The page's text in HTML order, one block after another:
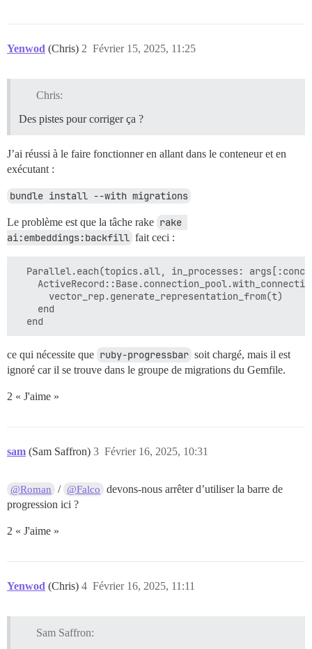
Yenwod (Chris) Février 15, 2025, 11:25
2
Chris:
Des pistes pour corriger ça ?
J’ai réussi à le faire fonctionner en allant dans le conteneur et en
exécutant :
bundle install --with migrations
Le problème est que la tâche rake rake
ai:embeddings:backfill fait ceci :
Parallel.each(topics.all, in_processes:
      vector_rep.generate_representation_from(t)
    end
ce qui nécessite que ruby-progressbar soit chargé, mais il est
ignoré car il se trouve dans le groupe de migrations du Gemfile.
2 « J'aime »
sam (Sam Saffron) Février 16, 2025, 10:31
3
@Roman / @Falco
devons-nous arrêter d’utiliser la barre de
progression ici ?
2 « J'aime »
Yenwod (Chris) Février 16, 2025, 11:11
4
Sam Saffron: